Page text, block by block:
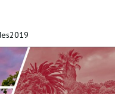
(MESI)
(MINE)
Computación (MISIS)
(MISO)
- Códice